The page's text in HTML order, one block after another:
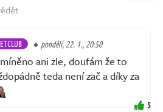
pondělí, 22. 1., 20:50
ani zle, doufám že to
teda není zač a díky za
5